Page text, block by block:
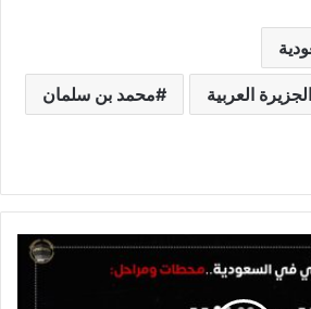
العربية محمد بن سلمان